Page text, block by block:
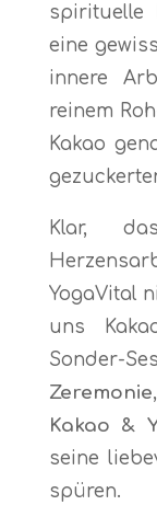
spirituelle
eine
innere
reinem
Kakao
Klar,
YogaVital
uns
Sonder-
Zeremonie
Kakao &
seine
spüren.